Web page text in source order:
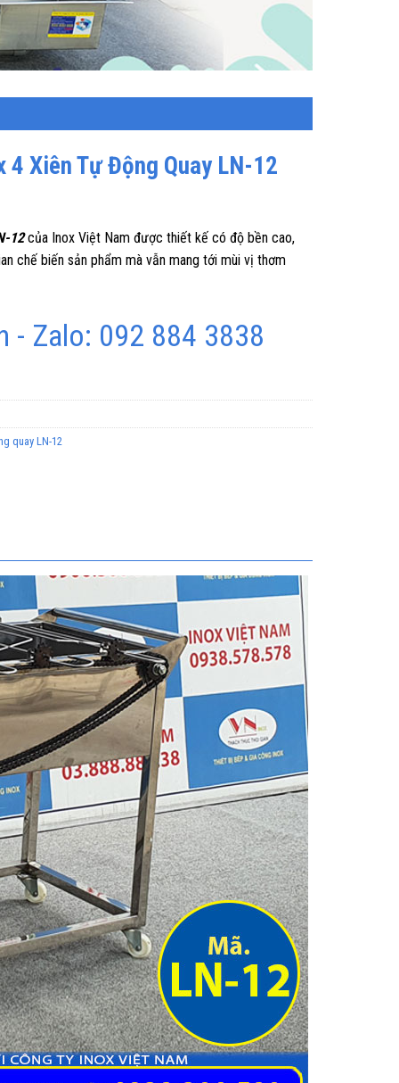
4 Xiên Tự Động Quay LN-12
12của Inox Việt Nam được thiết kế có độ bền cao,
chế biến sản phẩm mà vẫn mang tới mùi vị thơm
- Zalo: 092 884 3838
quay LN-12